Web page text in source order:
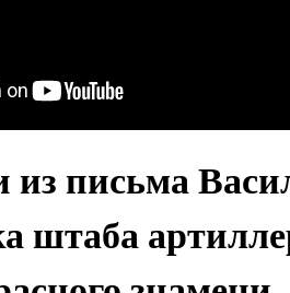
из письма
штаба